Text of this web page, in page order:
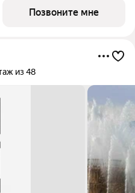
в корпусе 2, на 13
Позвоните мне
из 48